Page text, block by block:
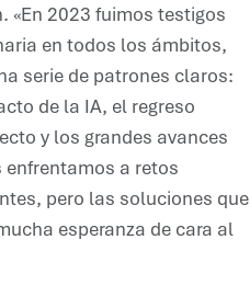
«En 2023 fuimos testigos
en todos los ámbitos,
serie de patrones claros:
de la IA, el regreso
y los grandes avances
a retos
pero las soluciones que
esperanza de cara al